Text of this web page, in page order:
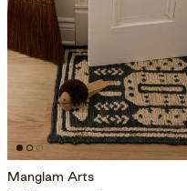
Manglam Arts